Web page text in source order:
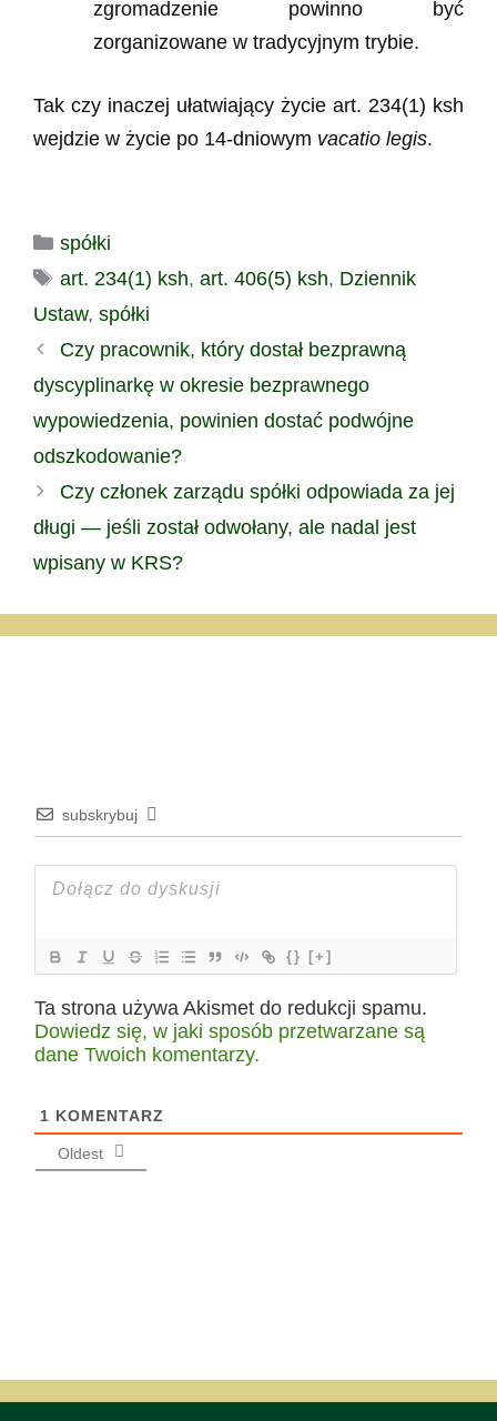
zgromadzenie powinno być
zorganizowane w tradycyjnym trybie.
Tak czy inaczej ułatwiający życie art. 234(1) ksh
wejdzie w życie po 14-dniowym vacatio legis.
Kategorie
spółki
Tagi
art. 234(1) ksh, art. 406(5) ksh, Dziennik
Ustaw, spółki
Czy pracownik, który dostał bezprawną
dyscyplinarkę w okresie bezprawnego
wypowiedzenia, powinien dostać podwójne
odszkodowanie?
Czy członek zarządu spółki odpowiada za jej
długi — jeśli został odwołany, ale nadal jest
wpisany w KRS?
subskrybuj
{} [+]
Ta strona używa Akismet do redukcji spamu.
Dowiedz się, w jaki sposób przetwarzane są
dane Twoich komentarzy.
1 KOMENTARZ
Oldest